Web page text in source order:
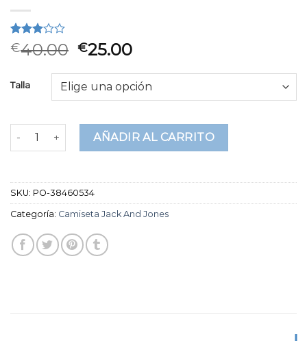
Valorado
3.00
basado
2
clientes
€40.00 €25.00
Talla
camiseta jack and jones cantidad
AÑADIR AL CARRITO
SKU: PO-38460534
Categoría: Camiseta Jack And Jones